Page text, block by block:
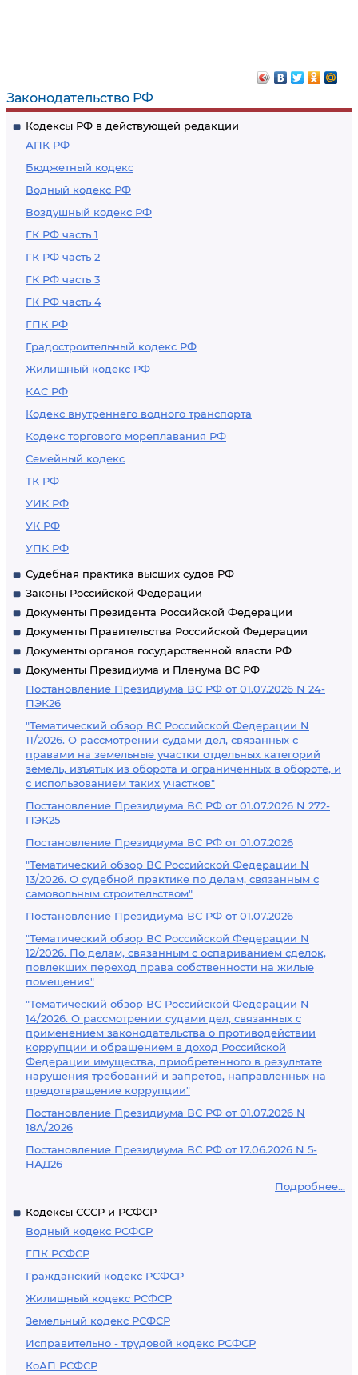
Законодательство РФ
Кодексы РФ в действующей редакции
АПК РФ
Бюджетный кодекс
Водный кодекс РФ
Воздушный кодекс РФ
ГК РФ часть 1
ГК РФ часть 2
ГК РФ часть 3
ГК РФ часть 4
ГПК РФ
Градостроительный кодекс РФ
Жилищный кодекс РФ
КАС РФ
Кодекс внутреннего водного транспорта
Кодекс торгового мореплавания РФ
Семейный кодекс
ТК РФ
УИК РФ
УК РФ
УПК РФ
Судебная практика высших судов РФ
Законы Российской Федерации
Документы Президента Российской Федерации
Документы Правительства Российской Федерации
Документы органов государственной власти РФ
Документы Президиума и Пленума ВС РФ
Постановление Президиума ВС РФ от 01.07.2026 N 24-
ПЭК26
"Тематический обзор ВС Российской Федерации N
11/2026. О рассмотрении судами дел, связанных с
правами на земельные участки отдельных категорий
земель, изъятых из оборота и ограниченных в обороте, и
с использованием таких участков"
Постановление Президиума ВС РФ от 01.07.2026 N 272-
ПЭК25
Постановление Президиума ВС РФ от 01.07.2026
"Тематический обзор ВС Российской Федерации N
13/2026. О судебной практике по делам, связанным с
самовольным строительством"
Постановление Президиума ВС РФ от 01.07.2026
"Тематический обзор ВС Российской Федерации N
12/2026. По делам, связанным с оспариванием сделок,
повлекших переход права собственности на жилые
помещения"
"Тематический обзор ВС Российской Федерации N
14/2026. О рассмотрении судами дел, связанных с
применением законодательства о противодействии
коррупции и обращением в доход Российской
Федерации имущества, приобретенного в результате
нарушения требований и запретов, направленных на
предотвращение коррупции"
Постановление Президиума ВС РФ от 01.07.2026 N
18А/2026
Постановление Президиума ВС РФ от 17.06.2026 N 5-
НАД26
Подробнее...
Кодексы СССР и РСФСР
Водный кодекс РСФСР
ГПК РСФСР
Гражданский кодекс РСФСР
Жилищный кодекс РСФСР
Земельный кодекс РСФСР
Исправительно - трудовой кодекс РСФСР
КоАП РСФСР